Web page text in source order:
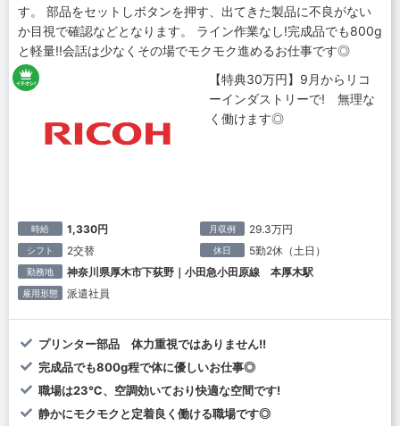
す。 部品をセットしボタンを押す、出てきた製品に不良がない
か目視で確認などとなります。 ライン作業なし!完成品でも800g
と軽量!!会話は少なくその場でモクモク進めるお仕事です◎
【特典30万円】9月からリコ
ーインダストリーで! 無理な
く働けます◎
時給 1,330円 月収例 29.3万円
シフト 2交替 休日 5勤2休（土日）
勤務地 神奈川県厚木市下荻野｜小田急小田原線 本厚木駅
雇用形態 派遣社員
プリンター部品 体力重視ではありません!!
完成品でも800g程で体に優しいお仕事◎
職場は23℃、空調効いており快適な空間です!
静かにモクモクと定着良く働ける職場です◎